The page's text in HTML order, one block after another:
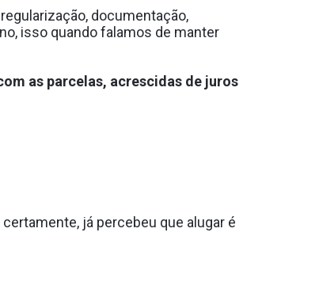
documentação,
isso quando falamos de manter
as parcelas, acrescidas de juros
já percebeu que alugar é